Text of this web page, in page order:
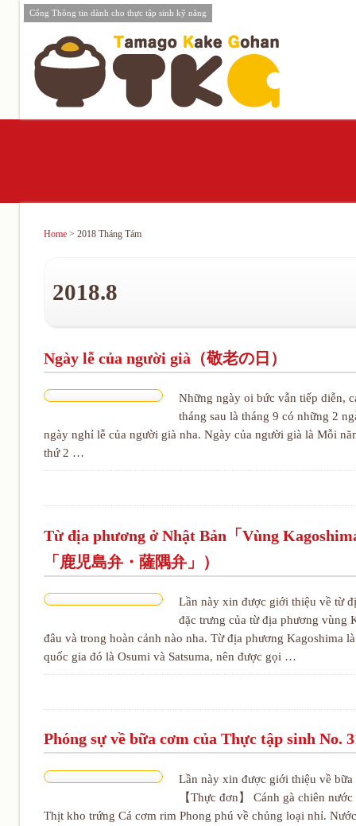
Cổng Thông tin dành cho thực tập sinh kỹ năng
Home > 2018 Tháng Tám
2018.8
Ngày lễ của người già（敬老の日）
Những ngày oi bức vẫn tiếp diễn,
tháng sau là tháng 9 có những 2
ngày nghỉ lễ của người già nha. Ngày của người già là Mỗi
thứ 2 …
Từ địa phương ở Nhật Bản「Vùng
「鹿児島弁・薩隅弁」）
Lần này xin được giới thiệu về từ
đặc trưng của từ địa phương vùng
đâu và trong hoàn cảnh nào nha. Từ địa phương Kagoshima
quốc gia đó là Osumi và Satsuma, nên được gọi …
Phóng sự về bữa cơm của Thực tập sinh No.
Lần này xin được giới thiệu về
【Thực đơn】 Cánh gà chiên
Thịt kho trứng Cá cơm rim Phong phú về chủng loại nhỉ.